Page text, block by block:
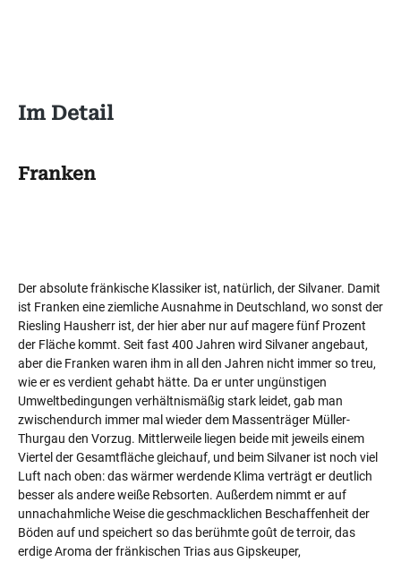
Im Detail
Franken
Der absolute fränkische Klassiker ist, natürlich, der Silvaner. Damit
ist Franken eine ziemliche Ausnahme in Deutschland, wo sonst der
Riesling Hausherr ist, der hier aber nur auf magere fünf Prozent
der Fläche kommt. Seit fast 400 Jahren wird Silvaner angebaut,
aber die Franken waren ihm in all den Jahren nicht immer so treu,
wie er es verdient gehabt hätte. Da er unter ungünstigen
Umweltbedingungen verhältnismäßig stark leidet, gab man
zwischendurch immer mal wieder dem Massenträger Müller-
Thurgau den Vorzug. Mittlerweile liegen beide mit jeweils einem
Viertel der Gesamtfläche gleichauf, und beim Silvaner ist noch viel
Luft nach oben: das wärmer werdende Klima verträgt er deutlich
besser als andere weiße Rebsorten. Außerdem nimmt er auf
unnachahmliche Weise die geschmacklichen Beschaffenheit der
Böden auf und speichert so das berühmte goût de terroir, das
erdige Aroma der fränkischen Trias aus Gipskeuper,